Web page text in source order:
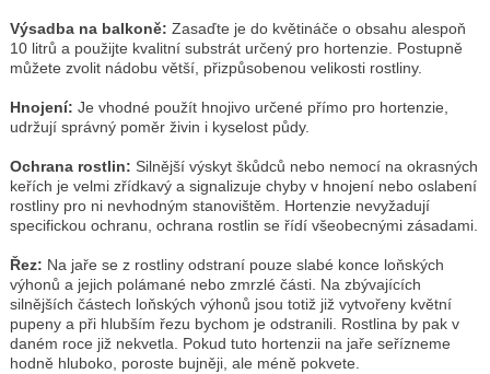
Výsadba na balkoně: Zasaďte je do květináče o obsahu alespoň
10 litrů a použijte kvalitní substrát určený pro hortenzie. Postupně
můžete zvolit nádobu větší, přizpůsobenou velikosti rostliny.
Hnojení: Je vhodné použít hnojivo určené přímo pro hortenzie,
udržují správný poměr živin i kyselost půdy.
Ochrana rostlin: Silnější výskyt škůdců nebo nemocí na okrasných
keřích je velmi zřídkavý a signalizuje chyby v hnojení nebo oslabení
rostliny pro ni nevhodným stanovištěm. Hortenzie nevyžadují
specifickou ochranu, ochrana rostlin se řídí všeobecnými zásadami.
Řez: Na jaře se z rostliny odstraní pouze slabé konce loňských
výhonů a jejich polámané nebo zmrzlé části. Na zbývajících
silnějších částech loňských výhonů jsou totiž již vytvořeny květní
pupeny a při hlubším řezu bychom je odstranili. Rostlina by pak v
daném roce již nekvetla. Pokud tuto hortenzii na jaře seřízneme
hodně hluboko, poroste bujněji, ale méně pokvete.